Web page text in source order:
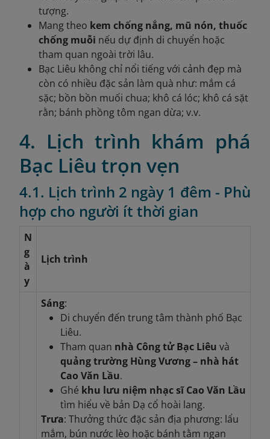
tượng.
Mang theo kem chống nắng, mũ nón, thuốc
chống muỗi nếu dự định di chuyển hoặc
tham quan ngoài trời lâu.
Bạc Liêu không chỉ nổi tiếng với cảnh đẹp mà
còn có nhiều đặc sản làm quà như: mắm cá
sặc; bồn bồn muối chua; khô cá lóc; khô cá sặt
rằn; bánh phồng tôm ngan dừa; v.v.
4. Lịch trình khám phá
Bạc Liêu trọn vẹn
4.1. Lịch trình 2 ngày 1 đêm - Phù
hợp cho người ít thời gian
N
g
à
y
Lịch trình
Sáng:
Di chuyển đến trung tâm thành phố Bạc
Liêu.
Tham quan nhà Công tử Bạc Liêu và
quảng trường Hùng Vương – nhà hát
Cao Văn Lầu.
Ghé khu lưu niệm nhạc sĩ Cao Văn Lầu
tìm hiểu về bản Dạ cổ hoài lang.
Trưa: Thưởng thức đặc sản địa phương: lẩu
mắm, bún nước lèo hoặc bánh tằm ngan